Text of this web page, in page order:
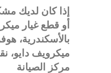
إذا كان لديك
أو قطع غيار
بالأسكندرية،
ميكرويف دايو،
مركز الصيانة